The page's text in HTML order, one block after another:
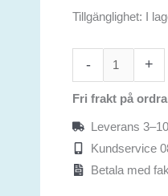
Tillgänglighet: I
- +
Fri frakt på
Leverans
Kundservice
Betala med